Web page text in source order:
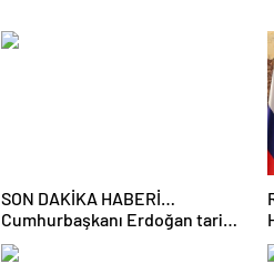
SON DAKİKA HABERİ…
Cumhurbaşkanı Erdoğan tarihi
zirveye katıldı: Trump, Şara ve
Selman ile video konferans